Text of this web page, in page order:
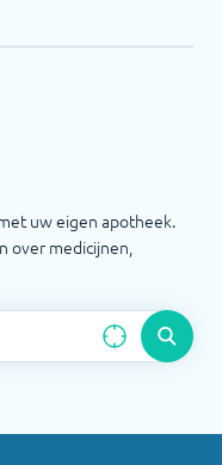
uw eigen apotheek.
over medicijnen,